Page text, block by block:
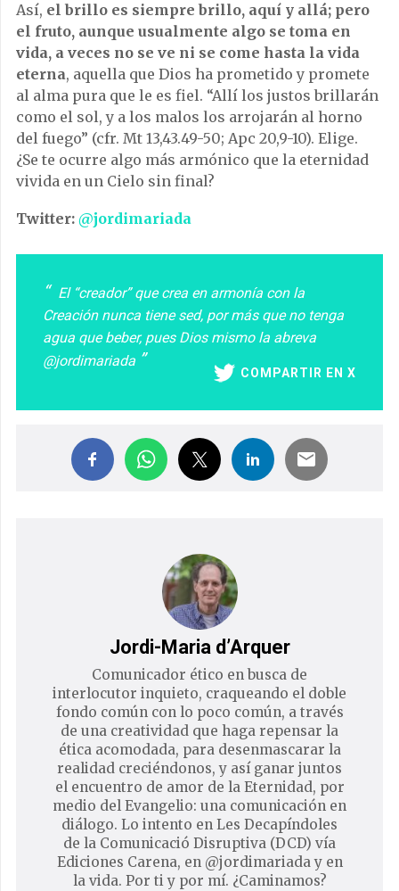
Así, el brillo es siempre brillo, aquí y allá; pero
el fruto, aunque usualmente algo se toma en
vida, a veces no se ve ni se come hasta la vida
eterna, aquella que Dios ha prometido y promete
al alma pura que le es fiel. “Allí los justos brillarán
como el sol, y a los malos los arrojarán al horno
del fuego” (cfr. Mt 13,43.49-50; Apc 20,9-10). Elige.
¿Se te ocurre algo más armónico que la eternidad
vivida en un Cielo sin final?
Twitter: @jordimariada
El “creador” que crea en armonía con la
Creación nunca tiene sed, por más que no tenga
agua que beber, pues Dios mismo la abreva
@jordimariada
COMPARTIR EN X
Jordi-Maria d’Arquer
Comunicador ético en busca de
interlocutor inquieto, craqueando el doble
fondo común con lo poco común, a través
de una creatividad que haga repensar la
ética acomodada, para desenmascarar la
realidad creciéndonos, y así ganar juntos
el encuentro de amor de la Eternidad, por
medio del Evangelio: una comunicación en
diálogo. Lo intento en Les Decapíndoles
de la Comunicació Disruptiva (DCD) vía
Ediciones Carena, en @jordimariada y en
la vida. Por ti y por mí. ¿Caminamos?